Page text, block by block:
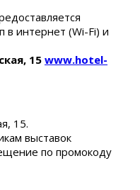
в интернет (Wi-Fi) и
15 www.hotel-
15.
выставок
по промокоду